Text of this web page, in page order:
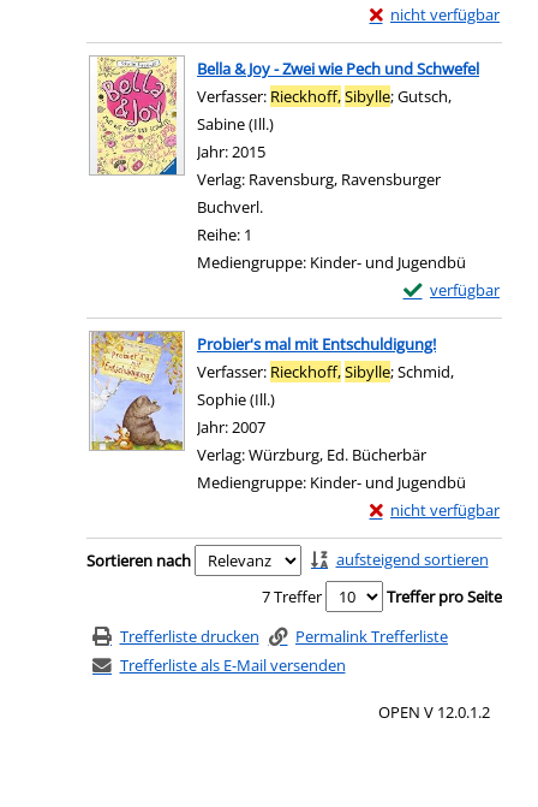
nicht verfügbar
Exemplar-Details von
Zum Download von
Bella & Joy - Zwei wie Pech und Schwefel
Verfasser: Rieckhoff,Sibylle;Gutsch,
Sabine (Ill.)
Jahr:2015
Verlag: Ravensburg, Ravensburger
Buchverl.
Reihe: 1
Mediengruppe: Kinder- und Jugendbü
verfügbar
Exemplar-Details
Zum Download
Probier's mal mit Entschuldigung!
Verfasser: Rieckhoff,Sibylle;Schmid,
Sophie (Ill.)
Jahr:2007
Verlag:Würzburg, Ed. Bücherbär
Mediengruppe: Kinder- und Jugendbü
nicht verfügbar
Exemplar-Details von
Zum Download von
Zu den Suchfiltern springen
Sortieren nach
aufsteigend sortieren
7 Treffer
Treffer pro Seite
Trefferliste drucken
Permalink Trefferliste
Trefferliste als E-Mail versenden
OPEN V 12.0.1.2